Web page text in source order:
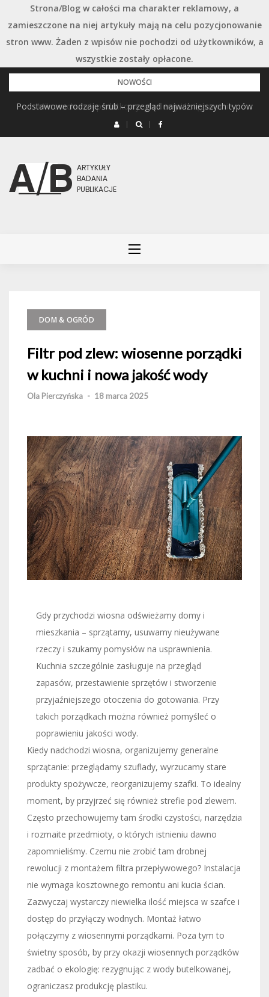
Strona/Blog w całości ma charakter reklamowy, a
zamieszczone na niej artykuły mają na celu pozycjonowanie
stron www. Żaden z wpisów nie pochodzi od użytkowników, a
wszystkie zostały opłacone.
Przejdź
do
treści
NOWOŚCI
Mikrorachunek podatkowy: przelewy i księgowanie
Podstawowe rodzaje śrub – przegląd najważniejszych typów
DOM & OGRÓD
Filtr pod zlew: wiosenne porządki
w kuchni i nowa jakość wody
Ola Pierczyńska - 18 marca 2025
Gdy przychodzi wiosna odświeżamy domy i
mieszkania – sprzątamy, usuwamy nieużywane
rzeczy i szukamy pomysłów na usprawnienia.
Kuchnia szczególnie zasługuje na przegląd
zapasów, przestawienie sprzętów i stworzenie
przyjaźniejszego otoczenia do gotowania. Przy
takich porządkach można również pomyśleć o
poprawieniu jakości wody.
Kiedy nadchodzi wiosna, organizujemy generalne
sprzątanie: przeglądamy szuflady, wyrzucamy stare
produkty spożywcze, reorganizujemy szafki. To idealny
moment, by przyjrzeć się również strefie pod zlewem.
Często przechowujemy tam środki czystości, narzędzia
i rozmaite przedmioty, o których istnieniu dawno
zapomnieliśmy. Czemu nie zrobić tam drobnej
rewolucji z montażem filtra przepływowego? Instalacja
nie wymaga kosztownego remontu ani kucia ścian.
Zazwyczaj wystarczy niewielka ilość miejsca w szafce i
dostęp do przyłączy wodnych. Montaż łatwo
połączymy z wiosennymi porządkami. Poza tym to
świetny sposób, by przy okazji wiosennych porządków
zadbać o ekologię: rezygnując z wody butelkowanej,
ograniczasz produkcję plastiku.